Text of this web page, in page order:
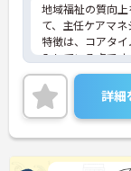
地域福祉の質向
て、主任ケアマ
特徴は、コアタ
入している点で
ルを調整しやす
くことができます
大手グループな
補助等）や保育
充実しています
雇用制度があり
詳細